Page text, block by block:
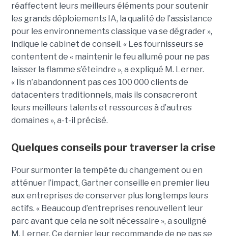
réaffectent leurs meilleurs éléments pour soutenir
les grands déploiements IA, la qualité de l’assistance
pour les environnements classique va se dégrader »,
indique le cabinet de conseil. « Les fournisseurs se
contentent de « maintenir le feu allumé pour ne pas
laisser la flamme s’éteindre », a expliqué M. Lerner.
« Ils n’abandonnent pas ces 100 000 clients de
datacenters traditionnels, mais ils consacreront
leurs meilleurs talents et ressources à d’autres
domaines », a-t-il précisé.
Quelques conseils pour traverser la crise
Pour surmonter la tempête du changement ou en
atténuer l’impact, Gartner conseille en premier lieu
aux entreprises de conserver plus longtemps leurs
actifs. « Beaucoup d’entreprises renouvellent leur
parc avant que cela ne soit nécessaire », a souligné
M. Lerner. Ce dernier leur recommande de ne pas se